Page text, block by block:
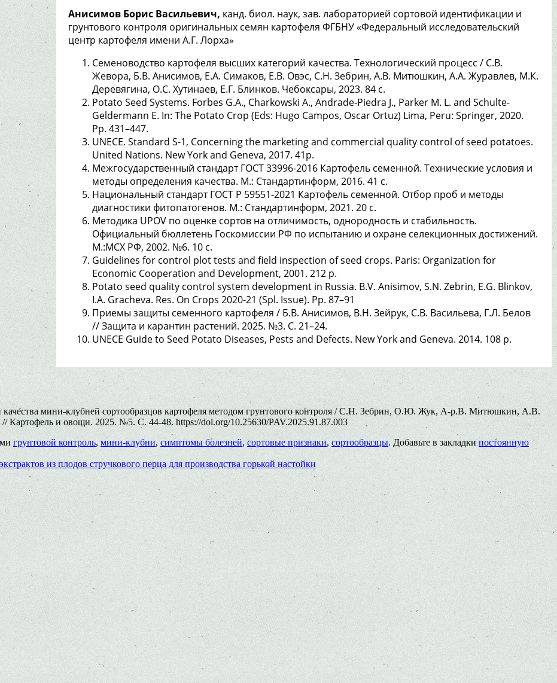
Анисимов Борис Васильевич, канд. биол. наук, зав. лабораторией сортовой идентификации и
грунтового контроля оригинальных семян картофеля ФГБНУ «Федеральный исследовательский
центр картофеля имени А.Г. Лорха»
Семеноводство картофеля высших категорий качества. Технологический процесс / С.В.
Жевора, Б.В. Анисимов, Е.А. Симаков, Е.В. Овэс, С.Н. Зебрин, А.В. Митюшкин, А.А. Журавлев, М.К.
Деревягина, О.С. Хутинаев, Е.Г. Блинков. Чебоксары, 2023. 84 с.
Potato Seed Systems. Forbes G.A., Charkowski A., Andrade-Piedra J., Parker M. L. and Schulte-
Geldermann E. In: The Potato Crop (Eds: Hugo Campos, Oscar Ortuz) Lima, Peru: Springer, 2020.
Pp. 431–447.
UNECE. Standard S-1, Concerning the marketing and commercial quality control of seed potatoes.
United Nations. New York and Geneva, 2017. 41р.
Межгосударственный стандарт ГОСТ 33996-2016 Картофель семенной. Технические условия и
методы определения качества. М.: Стандартинформ, 2016. 41 с.
Национальный стандарт ГОСТ Р 59551-2021 Картофель семенной. Отбор проб и методы
диагностики фитопатогенов. М.: Стандартинформ, 2021. 20 с.
Методика UPOV по оценке сортов на отличимость, однородность и стабильность.
Официальный бюллетень Госкомиссии РФ по испытанию и охране селекционных достижений.
М.:МСХ РФ, 2002. №6. 10 с.
Guidelines for control plot tests and field inspection of seed crops. Paris: Organization for
Economic Cooperation and Development, 2001. 212 p.
Potato seed quality control system development in Russia. B.V. Anisimov, S.N. Zebrin, E.G. Blinkov,
I.A. Gracheva. Res. On Crops 2020-21 (Spl. Issue). Pp. 87–91
Приемы защиты семенного картофеля / Б.В. Анисимов, В.Н. Зейрук, С.В. Васильева, Г.Л. Белов
// Защита и карантин растений. 2025. №3. C. 21–24.
UNECE Guide to Seed Potato Diseases, Pests and Defects. New York and Geneva. 2014. 108 p.
мини-клубней сортообразцов картофеля методом грунтового контроля / С.Н. Зебрин, О.Ю. Жук, А-р.В. Митюшкин, А.В.
и овощи. 2025. №5. С. 44-48. https://doi.org/10.25630/PAV.2025.91.87.003
грунтовой контроль,мини-клубни, симптомы болезней, сортовые признаки,сортообразцы. Добавьте в закладкипостоянную
из плодов стручкового перца для производства горькой настойки